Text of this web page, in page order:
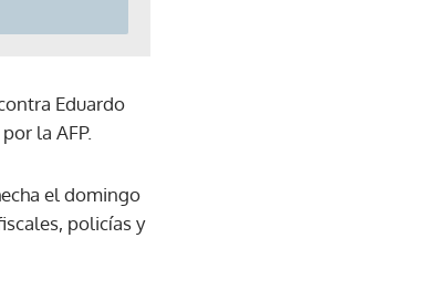
Eduardo
la AFP.
el domingo
policías y